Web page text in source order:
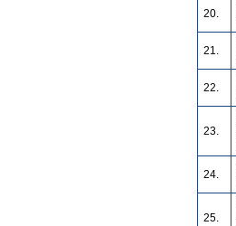
20.
21.
22.
23.
24.
25.